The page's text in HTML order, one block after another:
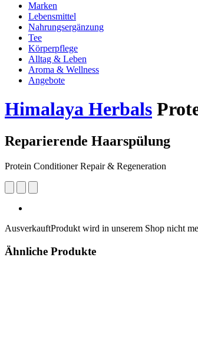
Marken
Lebensmittel
Nahrungsergänzung
Tee
Körperpflege
Alltag & Leben
Aroma & Wellness
Angebote
Himalaya Herbals
Reparierende Haarspülung
Protein Conditioner Repair & Regeneration
AusverkauftProdukt wird in unserem Shop nicht
Ähnliche Produkte